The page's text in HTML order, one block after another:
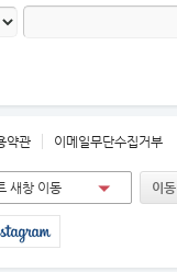
약관 이메일무단수집거부
새창 이동 이동